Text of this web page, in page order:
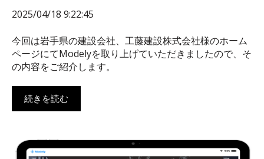
2025/04/18 9:22:45
今回は岩手県の建設会社、工藤建設株式会社様のホーム
ページにてModelyを取り上げていただきましたので、そ
の内容をご紹介します。
続きを読む